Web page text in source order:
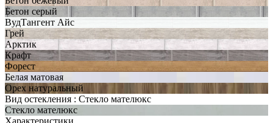
Бетон серый
ВудТангент Айс
Грей
Арктик
Крафт
Форест
Белая матовая
Орех натуральный
Вид остекления : Стекло мателюкс
Стекло мателюкс
Характеристики